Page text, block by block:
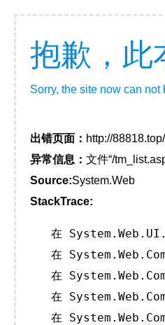
抱歉，此
Sorry, the site now can not
出错页面： http://
异常信息： 文件“/
Source:System.Web
StackTrace:
在
在
在
在
在